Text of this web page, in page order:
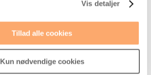
Vis detaljer
Tillad alle cookies
Kun nødvendige cookies